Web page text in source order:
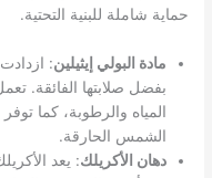
حماية شاملة للبنية التحتية.
مادة البولي إيثيلين: ازدادت
بفضل صلابتها الفائقة.
المياه والرطوبة، كما
الشمس الحارقة.
دهان الأكريلك: يعد